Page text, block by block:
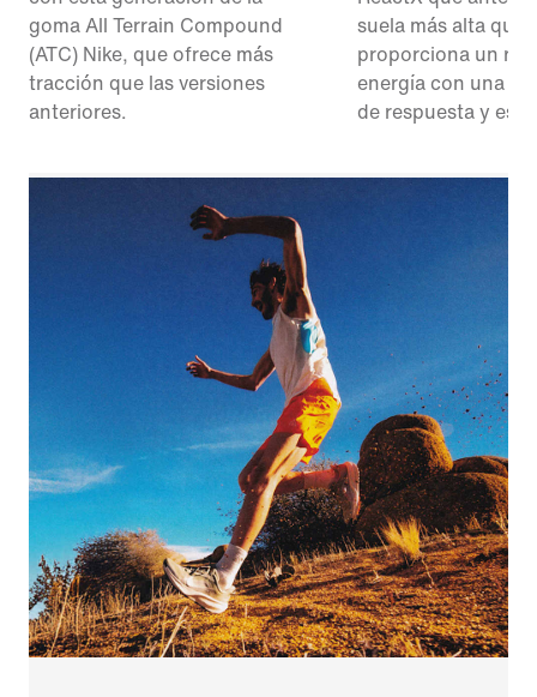
goma All Terrain Compound
(ATC) Nike, que ofrece más
tracción que las versiones
anteriores.
suela más alta que
proporciona un
energía con una
de respuesta y